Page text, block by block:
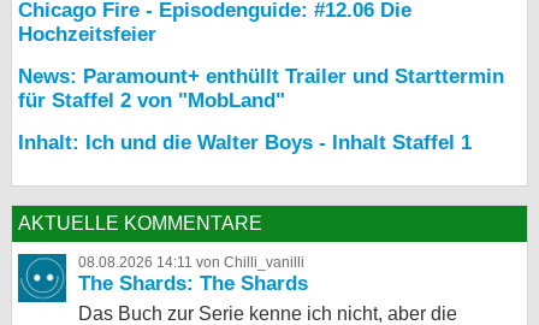
Chicago Fire - Episodenguide: #12.06 Die
Hochzeitsfeier
News: Paramount+ enthüllt Trailer und Starttermin
für Staffel 2 von "MobLand"
Inhalt: Ich und die Walter Boys - Inhalt Staffel 1
AKTUELLE KOMMENTARE
08.08.2026 14:11 von Chilli_vanilli
The Shards: The Shards
Das Buch zur Serie kenne ich nicht, aber die